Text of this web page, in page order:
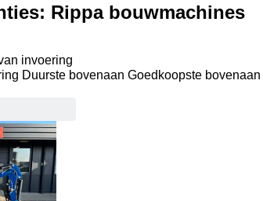
Rippa bouwmachines
invoering
Duurste bovenaan Goedkoopste bovenaan